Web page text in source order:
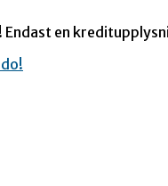
en